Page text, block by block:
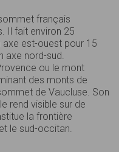
français
Il fait environ 25
axe est-ouest pour 15
axe nord-sud.
ou le mont
des monts de
de Vaucluse. Son
rend visible sur de
la frontière
le sud-occitan.